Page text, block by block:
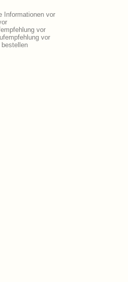
Informationen vor
vor
vor